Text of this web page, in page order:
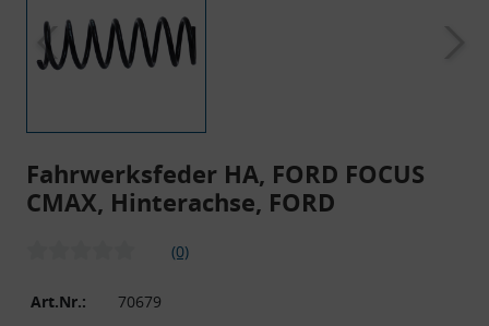
Fahrwerksfeder HA, FORD FOCUS
CMAX, Hinterachse, FORD
(0)
Art.Nr.:
70679